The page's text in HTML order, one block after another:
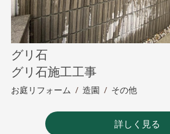
グリ石
グリ石施工工事
お庭リフォーム / 造園 / その他
詳しく見る